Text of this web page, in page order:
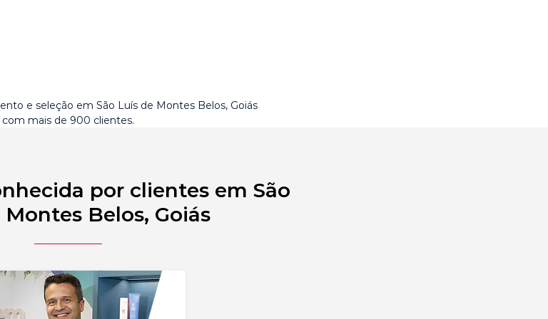
e seleção em São Luís de Montes Belos, Goiás
com mais de 900 clientes.
por clientes em São
Montes Belos, Goiás